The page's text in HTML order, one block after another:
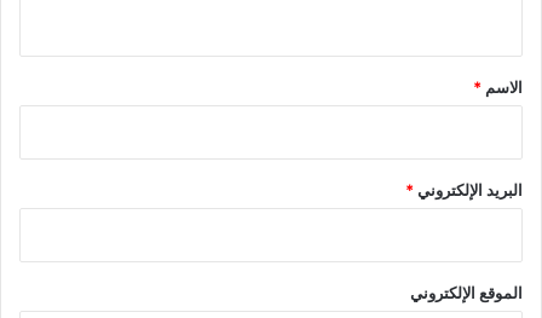
*
الاسم *
البريد الإلكتروني*
الموقع الإلكتروني